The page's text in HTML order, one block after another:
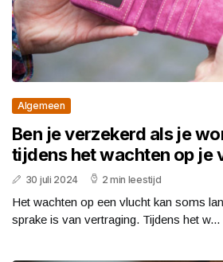
Algemeen
Ben je verzekerd als je
tijdens het wachten op je
30 juli 2024 2 min leestijd
Het wachten op een vlucht kan soms
sprake is van vertraging. Tijdens het w...